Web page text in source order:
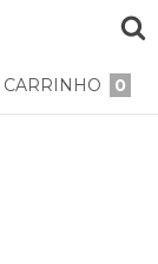
CARRINHO 0